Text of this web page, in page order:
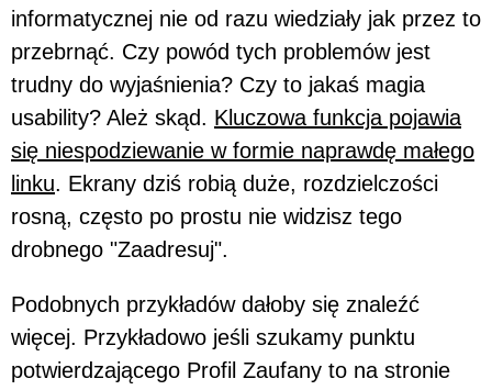
informatycznej nie od razu wiedziały jak przez to
przebrnąć. Czy powód tych problemów jest
trudny do wyjaśnienia? Czy to jakaś magia
usability? Ależ skąd. Kluczowa funkcja pojawia
się niespodziewanie w formie naprawdę małego
linku. Ekrany dziś robią duże, rozdzielczości
rosną, często po prostu nie widzisz tego
drobnego "Zaadresuj".
Podobnych przykładów dałoby się znaleźć
więcej. Przykładowo jeśli szukamy punktu
potwierdzającego Profil Zaufany to na stronie